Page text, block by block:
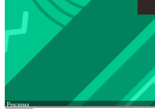
Реклама